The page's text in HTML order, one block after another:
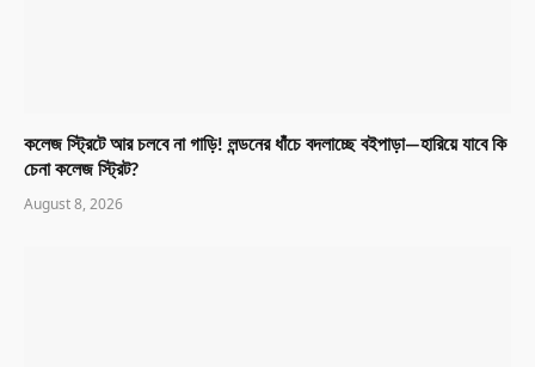
কলেজ স্ট্রিটে আর চলবে না গাড়ি! লন্ডনের ধাঁচে বদলাচ্ছে বইপাড়া—হারিয়ে যাবে কি
চেনা কলেজ স্ট্রিট?
August 8, 2026